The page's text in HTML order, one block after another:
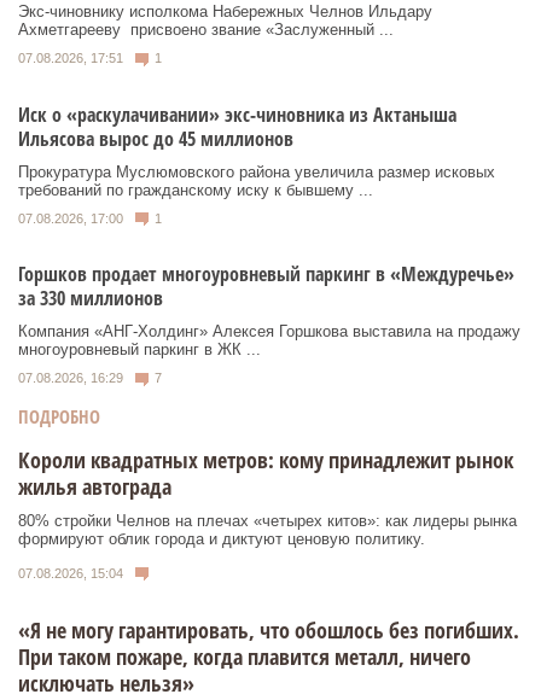
Экс‑чиновнику исполкома Набережных Челнов Ильдару
Ахметгарееву присвоено звание «Заслуженный ...
07.08.2026, 17:51 1
Иск о «раскулачивании» экс-чиновника из Актаныша
Ильясова вырос до 45 миллионов
Прокуратура Муслюмовского района увеличила размер исковых
требований по гражданскому иску к бывшему ...
07.08.2026, 17:00 1
Горшков продает многоуровневый паркинг в «Междуречье»
за 330 миллионов
Компания «АНГ-Холдинг» Алексея Горшкова выставила на продажу
многоуровневый паркинг в ЖК ...
07.08.2026, 16:29 7
ПОДРОБНО
Короли квадратных метров: кому принадлежит рынок
жилья автограда
80% стройки Челнов на плечах «четырех китов»: как лидеры рынка
формируют облик города и диктуют ценовую политику.
07.08.2026, 15:04
«Я не могу гарантировать, что обошлось без погибших.
При таком пожаре, когда плавится металл, ничего
исключать нельзя»